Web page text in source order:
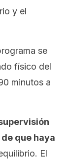
y el
se
físico del
minutos a
que haya
El